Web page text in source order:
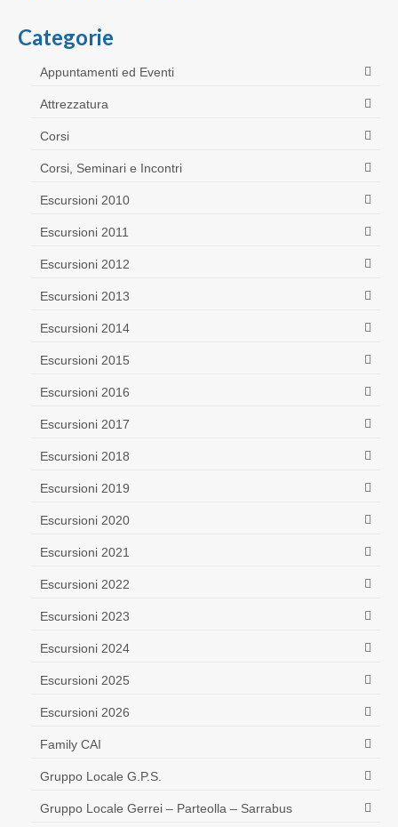
Categorie
Appuntamenti ed Eventi
Attrezzatura
Corsi
Corsi, Seminari e Incontri
Escursioni 2010
Escursioni 2011
Escursioni 2012
Escursioni 2013
Escursioni 2014
Escursioni 2015
Escursioni 2016
Escursioni 2017
Escursioni 2018
Escursioni 2019
Escursioni 2020
Escursioni 2021
Escursioni 2022
Escursioni 2023
Escursioni 2024
Escursioni 2025
Escursioni 2026
Family CAI
Gruppo Locale G.P.S.
Gruppo Locale Gerrei – Parteolla – Sarrabus